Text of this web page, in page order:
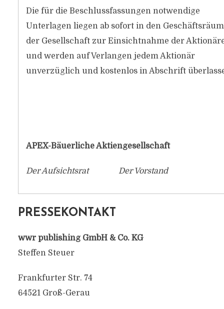
Die für die Beschlussfassungen notwendige
Unterlagen liegen ab sofort in den
der Gesellschaft zur Einsichtnahme der
und werden auf Verlangen jedem Aktionär
unverzüglich und kostenlos in Abschrift
APEX-Bäuerliche Aktiengesellschaft
Der Aufsichtsrat Der Vorstand
PRESSEKONTAKT
wwr publishing GmbH & Co. KG
Steffen Steuer
Frankfurter Str. 74
64521 Groß-Gerau